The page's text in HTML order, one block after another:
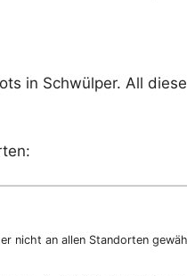
in Schwülper. All
nicht an allen Standorten